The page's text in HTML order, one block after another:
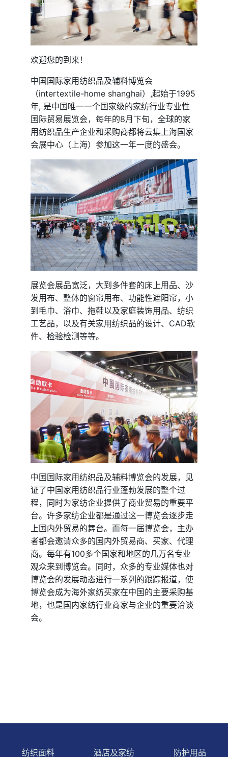
欢迎您的到来！
中国国际家用纺织品及辅料博览会
（intertextile-home shanghai）,起始于1995
年, 是中国唯一一个国家级的家纺行业专业性
国际贸易展览会，每年的8月下旬，全球的家
用纺织品生产企业和采购商都将云集上海国家
会展中心（上海）参加这一年一度的盛会。
展览会展品宽泛，大到多件套的床上用品、沙
发用布、整体的窗帘用布、功能性遮阳帘，小
到毛巾、浴巾、拖鞋以及家庭装饰用品、纺织
工艺品，以及有关家用纺织品的设计、CAD软
件、检验检测等等。
中国国际家用纺织品及辅料博览会的发展，见
证了中国家用纺织品行业蓬勃发展的整个过
程，同时为家纺企业提供了商业贸易的重要平
台。许多家纺企业都是通过这一博览会逐步走
上国内外贸易的舞台。而每一届博览会，主办
者都会邀请众多的国内外贸易商、买家、代理
商。每年有100多个国家和地区的几万名专业
观众来到博览会。同时，众多的专业媒体也对
博览会的发展动态进行一系列的跟踪报道，使
博览会成为海外家纺买家在中国的主要采购基
地，也是国内家纺行业商家与企业的重要洽谈
会。
纺织面料 酒店及家纺 防护用品